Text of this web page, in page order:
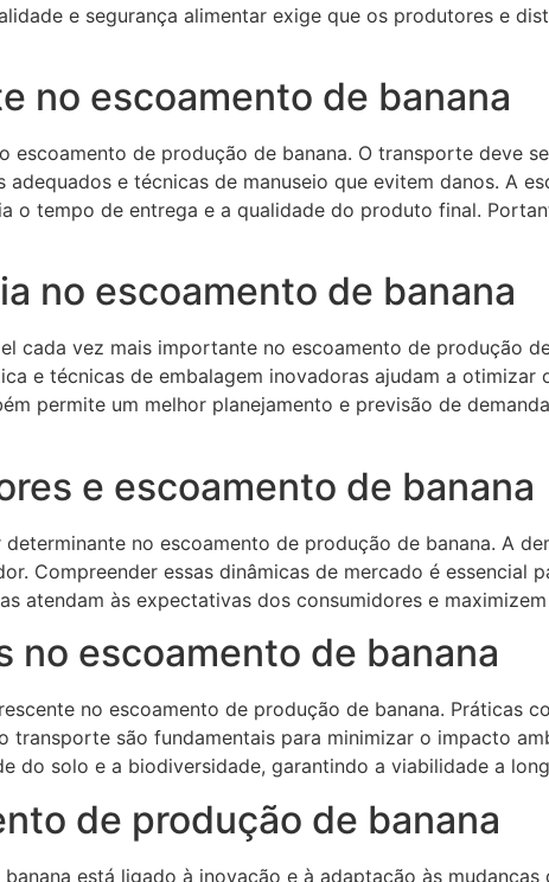
e segurança alimentar exige que os produtores e
no escoamento de banana
escoamento de produção de banana. O transporte deve
e técnicas de manuseio que evitem danos. A
o tempo de entrega e a qualidade do produto final.
no escoamento de banana
cada vez mais importante no escoamento de produção
e técnicas de embalagem inovadoras ajudam a otimizar
permite um melhor planejamento e previsão de
e escoamento de banana
no escoamento de produção de banana. A
Compreender essas dinâmicas de mercado é essencial
atendam às expectativas dos consumidores e maximizem
no escoamento de banana
no escoamento de produção de banana. Práticas
transporte são fundamentais para minimizar o impacto
do solo e a biodiversidade, garantindo a viabilidade a
de produção de banana
está ligado à inovação e à adaptação às